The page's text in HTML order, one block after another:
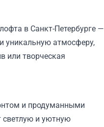
в Санкт-Петербурге —
уникальную атмосферу,
или творческая
и продуманными
светлую и уютную